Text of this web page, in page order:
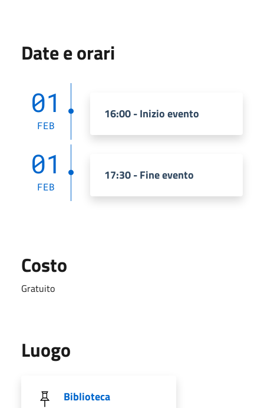
Date e orari
01
FEB
16:00 - Inizio evento
01
FEB
17:30 - Fine evento
Costo
Gratuito
Luogo
Biblioteca